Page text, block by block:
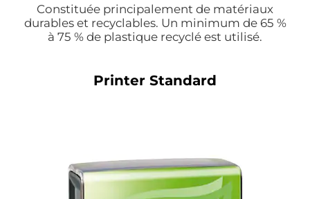
Constituée principalement de matériaux
durables et recyclables. Un minimum de 65 %
à 75 % de plastique recyclé est utilisé.
Printer Standard